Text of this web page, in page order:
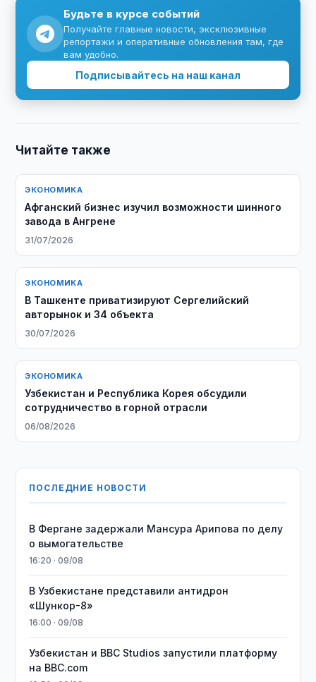
Будьте в курсе событий
Получайте главные новости, эксклюзивные
репортажи и оперативные обновления там, где
вам удобно.
Подписывайтесь на наш канал
Читайте также
ЭКОНОМИКА
Афганский бизнес изучил возможности шинного
завода в Ангрене
31/07/2026
ЭКОНОМИКА
В Ташкенте приватизируют Сергелийский
авторынок и 34 объекта
30/07/2026
ЭКОНОМИКА
Узбекистан и Республика Корея обсудили
сотрудничество в горной отрасли
06/08/2026
ПОСЛЕДНИЕ НОВОСТИ
В Фергане задержали Мансура Арипова по делу
о вымогательстве
16:20 · 09/08
В Узбекистане представили антидрон
«Шункор-8»
16:00 · 09/08
Узбекистан и BBC Studios запустили платформу
на BBC.com